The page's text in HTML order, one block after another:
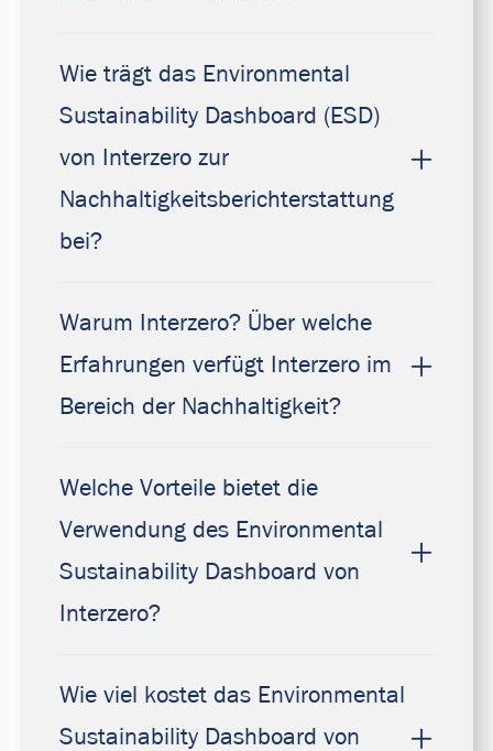
Wie trägt das Environmental
Sustainability Dashboard (ESD)
von Interzero zur
Nachhaltigkeitsberichterstattung
bei?
Warum Interzero? Über welche
Erfahrungen verfügt Interzero im
Bereich der Nachhaltigkeit?
Welche Vorteile bietet die
Verwendung des Environmental
Sustainability Dashboard von
Interzero?
Wie viel kostet das Environmental
Sustainability Dashboard von